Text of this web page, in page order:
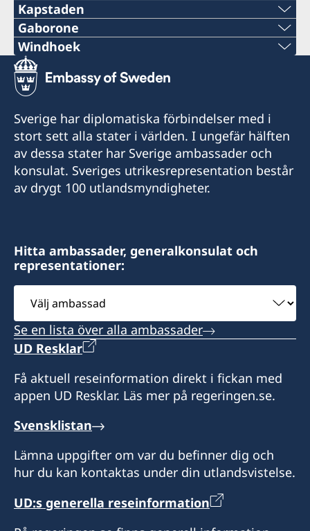
Kapstaden
Telefon
+27 21 300 9254
epost
sweden@csct.se
Innovation City Cape Town
Darter Road
Gardens
Cape Town 8001
Bokade mötestider: 10h00 - 12h00 och 13h00 -
15h00 tisdag och torsdag
Hemsida : www.csct.se
Honorärkonsul
Carl Fredrik Sammeli
Gaborone
Telefon
+267 393 13 58
kent@sanitas.co.bw
Sanitas Nursery
Gaborone Dam Site
Honorärkonsul
Kent Nilsson
Windhoek
Telefon
+264 81 122 1289
E-post
swehonoraryconsulatenamibia@gmail.com
Drakensbergstreet 17
Consulate of Sweden
PO Box 3855, Windhoek
Namibia
Honorärkonsul Lena Brinkmann
Honorärkonsul
Lena Brinkmann
Sverige har diplomatiska förbindelser med i
stort sett alla stater i världen. I ungefär hälften
av dessa stater har Sverige ambassader och
konsulat. Sveriges utrikesrepresentation består
av drygt 100 utlandsmyndigheter.
Hitta ambassader, generalkonsulat och
representationer:
Välj
ambassad
Se en lista över alla ambassader
UD Resklar
Få aktuell reseinformation direkt i fickan med
appen UD Resklar. Läs mer på regeringen.se.
Svensklistan
Lämna uppgifter om var du befinner dig och
hur du kan kontaktas under din utlandsvistelse.
UD:s generella reseinformation